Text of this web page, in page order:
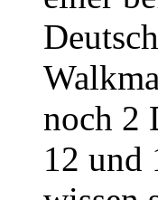
noch 2
12 und